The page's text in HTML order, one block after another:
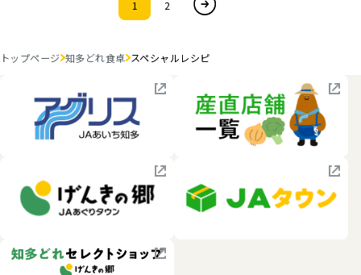
1 2 次へ
トップページ 知多どれ食卓 スペシャルレシピ